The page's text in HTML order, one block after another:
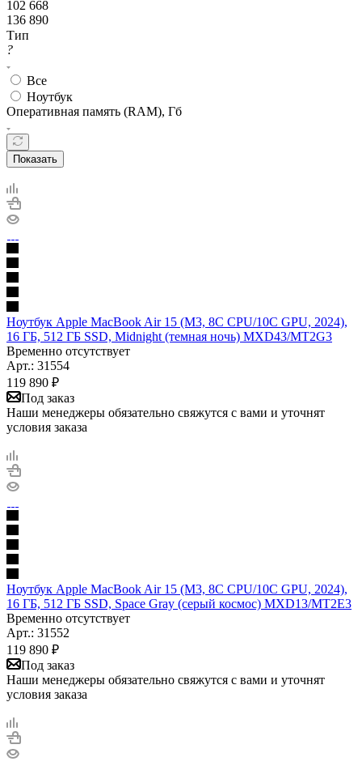
102 668
136 890
Тип
?
Все
Ноутбук
Оперативная память (RAM), Гб
Показать
Ноутбук Apple MacBook Air 15 (M3, 8C CPU/10C GPU, 2024),
16 ГБ, 512 ГБ SSD, Midnight (темная ночь) MXD43/MT2G3
Временно отсутствует
Арт.: 31554
119 890 ₽
Под заказ
Наши менеджеры обязательно свяжутся с вами и уточнят
условия заказа
Ноутбук Apple MacBook Air 15 (M3, 8C CPU/10C GPU, 2024),
16 ГБ, 512 ГБ SSD, Space Gray (серый космос) MXD13/MT2E3
Временно отсутствует
Арт.: 31552
119 890 ₽
Под заказ
Наши менеджеры обязательно свяжутся с вами и уточнят
условия заказа